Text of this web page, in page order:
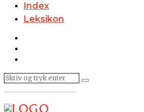
Index
Leksikon